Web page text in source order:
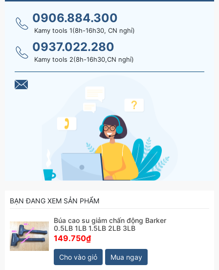
0906.884.300
Kamy tools 1(8h-16h30, CN nghỉ)
0937.022.280
Kamy tools 2(8h-16h30,CN nghỉ)
BẠN ĐANG XEM SẢN PHẨM
Búa cao su giảm chấn động Barker
0.5LB 1LB 1.5LB 2LB 3LB
149.750₫
Cho vào giỏ Mua ngay